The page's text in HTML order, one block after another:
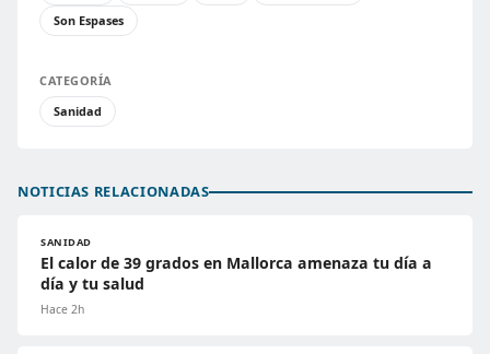
Son Espases
CATEGORÍA
Sanidad
NOTICIAS RELACIONADAS
SANIDAD
El calor de 39 grados en Mallorca amenaza tu día a
día y tu salud
Hace 2h